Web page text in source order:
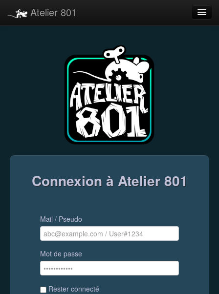
Atelier 801
Connexion à Atelier 801
Mail / Pseudo
Mot de passe
Rester connecté